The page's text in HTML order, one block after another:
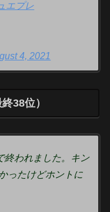
エプレ
4, 2021
38位）
終われました。キン
ったけどホントに